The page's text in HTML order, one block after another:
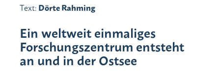
Text: Dörte Rahming
Ein weltweit einmaliges
Forschungszentrum entsteht
an und in der Ostsee